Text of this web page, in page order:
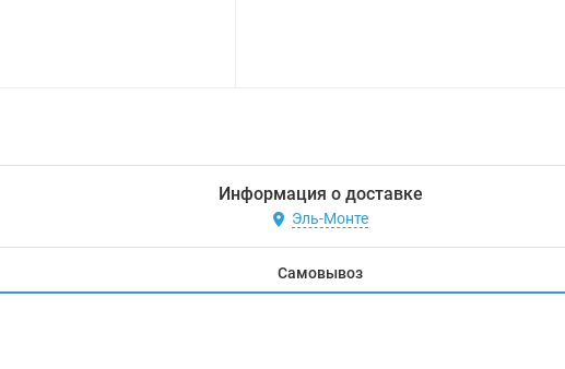
Информация о доставке
Эль-Монте
Самовывоз